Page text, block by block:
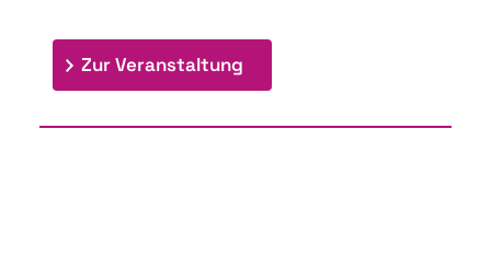
Zur Veranstaltung